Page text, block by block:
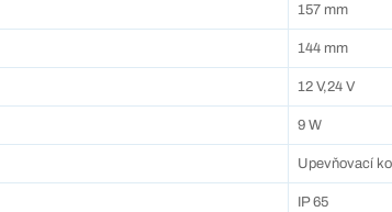
157 mm
144 mm
12 V,24 V
9 W
Upevňovací
IP 65